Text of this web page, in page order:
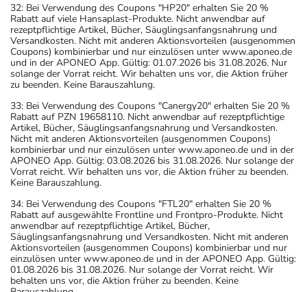
32: Bei Verwendung des Coupons "HP20" erhalten Sie 20 %
Rabatt auf viele Hansaplast-Produkte. Nicht anwendbar auf
rezeptpflichtige Artikel, Bücher, Säuglingsanfangsnahrung und
Versandkosten. Nicht mit anderen Aktionsvorteilen (ausgenommen
Coupons) kombinierbar und nur einzulösen unter www.aponeo.de
und in der APONEO App. Gültig: 01.07.2026 bis 31.08.2026. Nur
solange der Vorrat reicht. Wir behalten uns vor, die Aktion früher
zu beenden. Keine Barauszahlung.
33: Bei Verwendung des Coupons "Canergy20" erhalten Sie 20 %
Rabatt auf PZN 19658110. Nicht anwendbar auf rezeptpflichtige
Artikel, Bücher, Säuglingsanfangsnahrung und Versandkosten.
Nicht mit anderen Aktionsvorteilen (ausgenommen Coupons)
kombinierbar und nur einzulösen unter www.aponeo.de und in der
APONEO App. Gültig: 03.08.2026 bis 31.08.2026. Nur solange der
Vorrat reicht. Wir behalten uns vor, die Aktion früher zu beenden.
Keine Barauszahlung.
34: Bei Verwendung des Coupons "FTL20" erhalten Sie 20 %
Rabatt auf ausgewählte Frontline und Frontpro-Produkte. Nicht
anwendbar auf rezeptpflichtige Artikel, Bücher,
Säuglingsanfangsnahrung und Versandkosten. Nicht mit anderen
Aktionsvorteilen (ausgenommen Coupons) kombinierbar und nur
einzulösen unter www.aponeo.de und in der APONEO App. Gültig:
01.08.2026 bis 31.08.2026. Nur solange der Vorrat reicht. Wir
behalten uns vor, die Aktion früher zu beenden. Keine